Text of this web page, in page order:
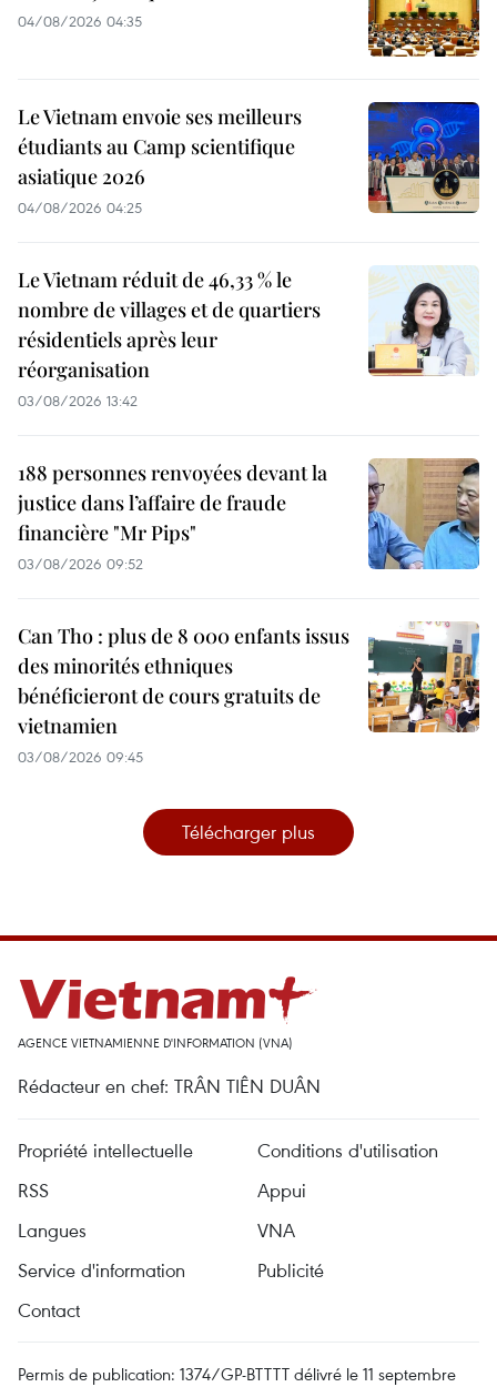
04/08/2026 04:35
Le Vietnam envoie ses meilleurs
étudiants au Camp scientifique
asiatique 2026
04/08/2026 04:25
Le Vietnam réduit de 46,33 % le
nombre de villages et de quartiers
résidentiels après leur
réorganisation
03/08/2026 13:42
188 personnes renvoyées devant la
justice dans l’affaire de fraude
financière "Mr Pips"
03/08/2026 09:52
Can Tho : plus de 8 000 enfants issus
des minorités ethniques
bénéficieront de cours gratuits de
vietnamien
03/08/2026 09:45
Télécharger plus
AGENCE VIETNAMIENNE D'INFORMATION (VNA)
Rédacteur en chef: TRÂN TIÊN DUÂN
Propriété intellectuelle
Conditions d'utilisation
RSS
Appui
Langues
VNA
Service d'information
Publicité
Contact
Permis de publication: 1374/GP-BTTTT délivré le 11 septembre